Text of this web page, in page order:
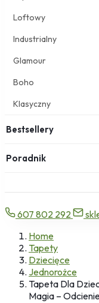
Loftowy
Industrialny
Glamour
Boho
Klasyczny
Bestsellery
Poradnik
607 802 292
Home
Tapety
Dziecięce
Jednorożce
Tapeta Dla
Magia –